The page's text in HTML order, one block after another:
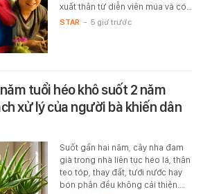
xuất thân từ diễn viên múa và có…
STAR - 5 giờ trước
tuổi héo khô suốt 2 năm
xử lý của người bà khiến dân
Suốt gần hai năm, cây nha đam
già trong nhà liên tục héo lá, thân
teo tóp, thay đất, tưới nước hay
bón phân đều không cải thiện.…